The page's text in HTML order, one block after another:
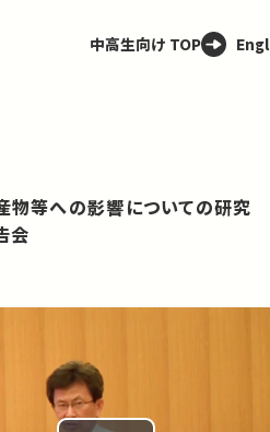
中高生向け TOP
物等への影響についての研究
会